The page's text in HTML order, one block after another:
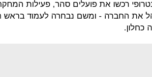
רכשו את פועלים סהר, פעילות
את החברה - ומשם נבחרה לעמוד בראש
כחלון.